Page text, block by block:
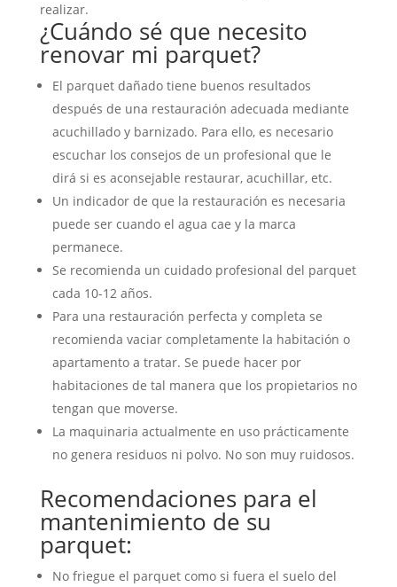
realizar.
¿Cuándo sé que necesito
renovar mi parquet?
El parquet dañado tiene buenos resultados
después de una restauración adecuada mediante
acuchillado y barnizado. Para ello, es necesario
escuchar los consejos de un profesional que le
dirá si es aconsejable restaurar, acuchillar, etc.
Un indicador de que la restauración es necesaria
puede ser cuando el agua cae y la marca
permanece.
Se recomienda un cuidado profesional del parquet
cada 10-12 años.
Para una restauración perfecta y completa se
recomienda vaciar completamente la habitación o
apartamento a tratar. Se puede hacer por
habitaciones de tal manera que los propietarios no
tengan que moverse.
La maquinaria actualmente en uso prácticamente
no genera residuos ni polvo. No son muy ruidosos.
Recomendaciones para el
mantenimiento de su
parquet:
No friegue el parquet como si fuera el suelo del